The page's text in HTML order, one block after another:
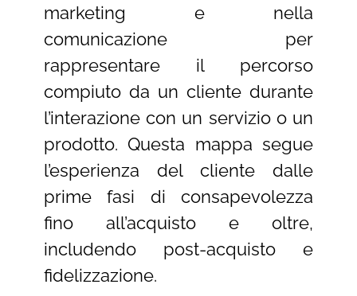
marketing e nella
comunicazione per
rappresentare il percorso
compiuto da un cliente durante
l’interazione con un servizio o un
prodotto. Questa mappa segue
l’esperienza del cliente dalle
prime fasi di consapevolezza
fino all’acquisto e oltre,
includendo post-acquisto e
fidelizzazione.